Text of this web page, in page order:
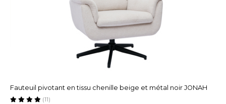
Fauteuil pivotant en tissu chenille beige et métal noir JONAH
(11)